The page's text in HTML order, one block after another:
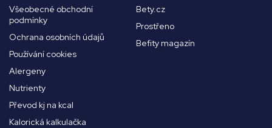
Všeobecné obchodní
podmínky
Ochrana osobních údajů
Používání cookies
Alergeny
Nutrienty
Převod kj na kcal
Kalorická kalkulačka
Bety.cz
Prostřeno
Befity magazín